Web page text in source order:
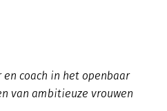
coach in het openbaar
van ambitieuze vrouwen